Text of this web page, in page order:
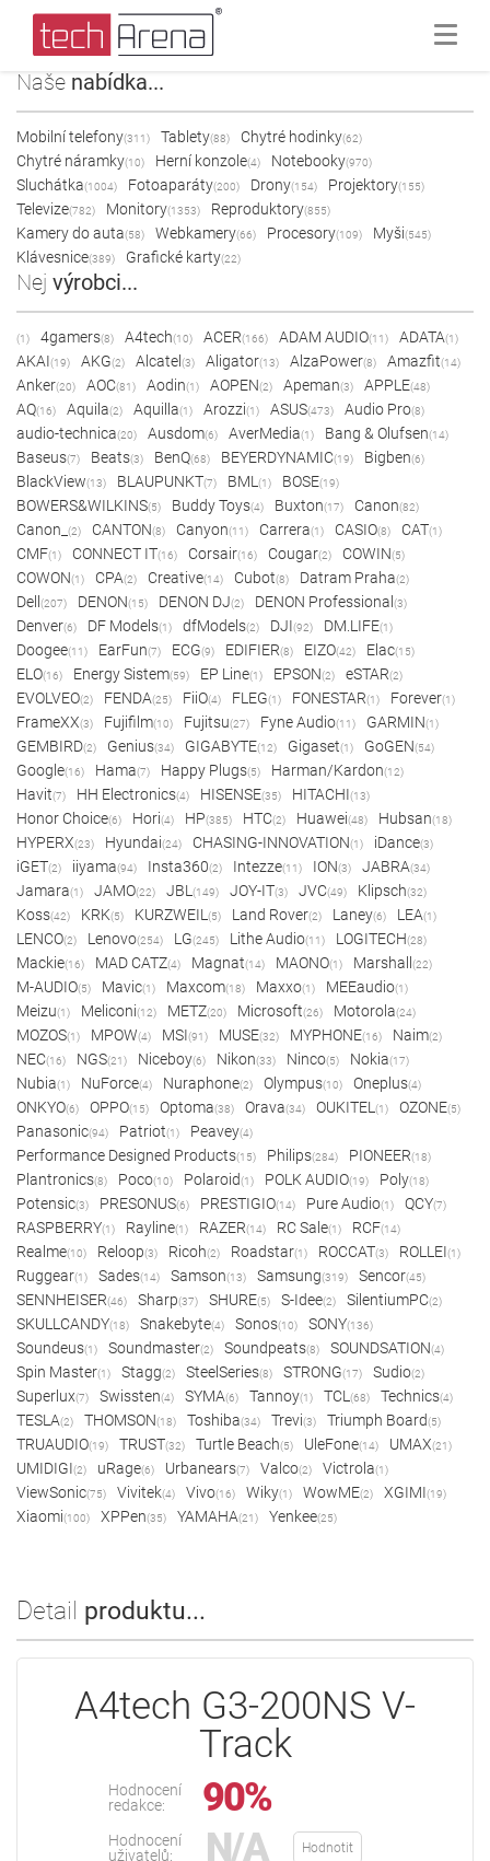
Naše nabídka...
Mobilní telefony(311) Tablety(88) Chytré hodinky(62)
Chytré náramky(10) Herní konzole(4) Notebooky(970)
Sluchátka(1004) Fotoaparáty(200) Drony(154) Projektory(155)
Televize(782) Monitory(1353) Reproduktory(855)
Kamery do auta(58) Webkamery(66) Procesory(109) Myši(545)
Klávesnice(389) Grafické karty(22)
Nej výrobci...
(1) 4gamers(8) A4tech(10) ACER(166) ADAM AUDIO(11) ADATA(1)
AKAI(19) AKG(2) Alcatel (3) Aligator(13) AlzaPower(8) Amazfit(14)
Anker(20) AOC(81) Aodin(1) AOPEN(2) Apeman(3) APPLE(48)
AQ(16) Aquila(2) Aquilla(1) Arozzi(1) ASUS(473) Audio Pro(8)
audio-technica(20) Ausdom(6) AverMedia(1) Bang & Olufsen(14)
Baseus(7) Beats(3) BenQ(68) BEYERDYNAMIC(19) Bigben(6)
BlackView(13) BLAUPUNKT(7) BML (1) BOSE(19)
BOWERS&WILKINS(5) Buddy Toys(4) Buxton(17) Canon(82)
Canon_ (2) CANTON(8) Canyon(11) Carrera(1) CASIO(8) CAT(1)
CMF(1) CONNECT IT(16) Corsair(16) Cougar(2) COWIN(5)
COWON(1) CPA(2) Creative(14) Cubot(8) Datram Praha(2)
Dell (207) DENON(15) DENON DJ(2) DENON Professional (3)
Denver(6) DF Models(1) dfModels(2) DJI(92) DM.LIFE(1)
Doogee(11) EarFun(7) ECG(9) EDIFIER(8) EIZO(42) Elac(15)
ELO(16) Energy Sistem(59) EP Line(1) EPSON(2) eSTAR(2)
EVOLVEO(2) FENDA(25) FiiO(4) FLEG(1) FONESTAR(1) Forever(1)
FrameXX(3) Fujifilm(10) Fujitsu(27) Fyne Audio(11) GARMIN(1)
GEMBIRD(2) Genius(34) GIGABYTE(12) Gigaset(1) GoGEN(54)
Google(16) Hama(7) Happy Plugs(5) Harman/Kardon(12)
Havit(7) HH Electronics(4) HISENSE(35) HITACHI(13)
Honor Choice(6) Hori(4) HP(385) HTC(2) Huawei(48) Hubsan(18)
HYPERX(23) Hyundai(24) CHASING-INNOVATION(1) iDance(3)
iGET(2) iiyama(94) Insta360(2) Intezze(11) ION(3) JABRA(34)
Jamara(1) JAMO(22) JBL (149) JOY-IT(3) JVC(49) Klipsch(32)
Koss(42) KRK(5) KURZWEIL (5) Land Rover(2) Laney(6) LEA(1)
LENCO(2) Lenovo(254) LG(245) Lithe Audio(11) LOGITECH(28)
Mackie(16) MAD CATZ(4) Magnat(14) MAONO(1) Marshall (22)
M-AUDIO(5) Mavic(1) Maxcom(18) Maxxo(1) MEEaudio(1)
Meizu(1) Meliconi(12) METZ(20) Microsoft(26) Motorola(24)
MOZOS(1) MPOW(4) MSI(91) MUSE(32) MYPHONE(16) Naim(2)
NEC(16) NGS(21) Niceboy(6) Nikon(33) Ninco(5) Nokia(17)
Nubia(1) NuForce(4) Nuraphone(2) Olympus(10) Oneplus(4)
ONKYO(6) OPPO(15) Optoma(38) Orava(34) OUKITEL (1) OZONE(5)
Panasonic(94) Patriot(1) Peavey(4)
Performance Designed Products(15) Philips(284) PIONEER(18)
Plantronics(8) Poco(10) Polaroid(1) POLK AUDIO(19) Poly(18)
Potensic(3) PRESONUS(6) PRESTIGIO(14) Pure Audio(1) QCY(7)
RASPBERRY(1) Rayline(1) RAZER(14) RC Sale(1) RCF(14)
Realme(10) Reloop(3) Ricoh(2) Roadstar(1) ROCCAT(3) ROLLEI(1)
Ruggear(1) Sades(14) Samson(13) Samsung(319) Sencor(45)
SENNHEISER(46) Sharp(37) SHURE(5) S-Idee(2) SilentiumPC(2)
SKULLCANDY(18) Snakebyte(4) Sonos(10) SONY(136)
Soundeus(1) Soundmaster(2) Soundpeats(8) SOUNDSATION(4)
Spin Master(1) Stagg(2) SteelSeries(8) STRONG(17) Sudio(2)
Superlux(7) Swissten(4) SYMA(6) Tannoy(1) TCL (68) Technics(4)
TESLA(2) THOMSON(18) Toshiba(34) Trevi(3) Triumph Board(5)
TRUAUDIO(19) TRUST(32) Turtle Beach(5) UleFone(14) UMAX(21)
UMIDIGI(2) uRage(6) Urbanears(7) Valco(2) Victrola(1)
ViewSonic(75) Vivitek(4) Vivo(16) Wiky(1) WowME(2) XGIMI(19)
Xiaomi(100) XPPen(35) YAMAHA(21) Yenkee(25)
Detail produktu...
A4tech G3-200NS V-
Track
Hodnocení
redakce:
90%
Hodnocení
uživatelů:
N/A Hodnotit